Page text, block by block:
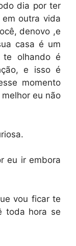
dia por ter
outra vida
denovo ,e
casa é um
olhando é
e isso é
momento
eu não
eu ir embora
vou ficar te
toda hora se